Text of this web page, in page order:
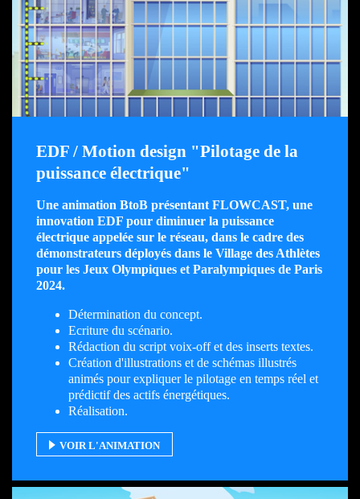
EDF / Motion design "Pilotage de la
puissance électrique"
Une animation BtoB présentant FLOWCAST, une
innovation EDF pour diminuer la puissance
électrique appelée sur le réseau, dans le cadre des
démonstrateurs déployés dans le Village des Athlètes
pour les Jeux Olympiques et Paralympiques de Paris
2024.
Détermination du concept.
Ecriture du scénario.
Rédaction du script voix-off et des inserts textes.
Création d'illustrations et de schémas illustrés
animés pour expliquer le pilotage en temps réel et
prédictif des actifs énergétiques.
Réalisation.
VOIR L'ANIMATION